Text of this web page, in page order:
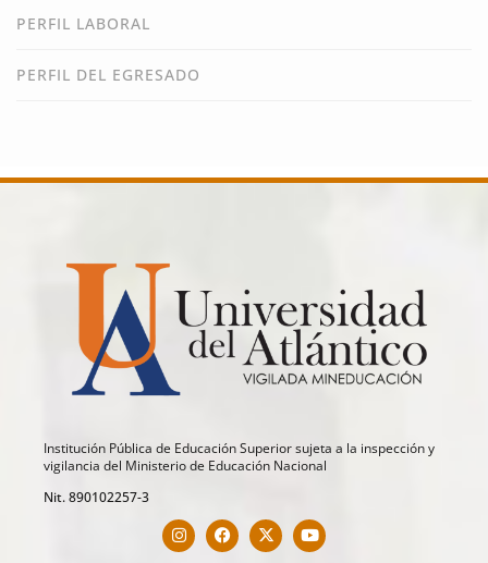
PERFIL LABORAL
PERFIL DEL EGRESADO
Institución Pública de Educación Superior sujeta a la inspección y
vigilancia del Ministerio de Educación Nacional
Nit. 890102257-3